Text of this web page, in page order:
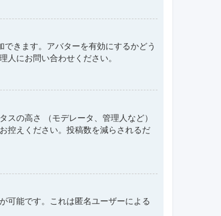
きます。アバターを有効にするかどう
にお問い合わせください。
の高さ （モデレータ、管理人など）
控えください。投稿数を減らされるだ
可能です。これは匿名ユーザーによる